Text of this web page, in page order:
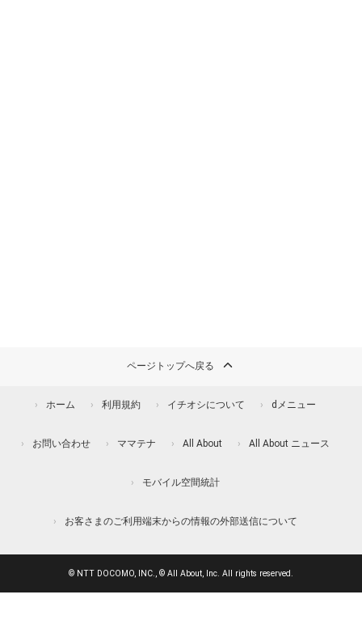
ページトップへ戻る
ホーム 利用規約 イチオシについて dメニュー
お問い合わせ ママテナ All About All About ニュース
モバイル空間統計
お客さまのご利用端末からの情報の外部送信について
© NTT DOCOMO, INC., © All About, Inc. All rights reserved.